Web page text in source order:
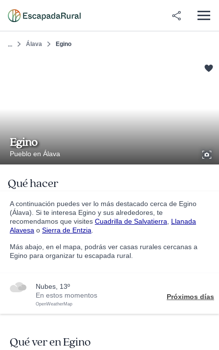
... Álava Egino
Egino
Pueblo en Álava
Qué hacer
A continuación puedes ver lo más destacado cerca de Egino
(Álava). Si te interesa Egino y sus alrededores, te
recomendamos que visites Cuadrilla de Salvatierra
Llanada
Alavesa o Sierra de Entzia
Más abajo, en el mapa, podrás ver casas rurales cercanas a
Egino para organizar tu escapada rural.
nubes, 13º
En estos momentos
OpenWeatherMap
Próximos días
Qué ver en Egino